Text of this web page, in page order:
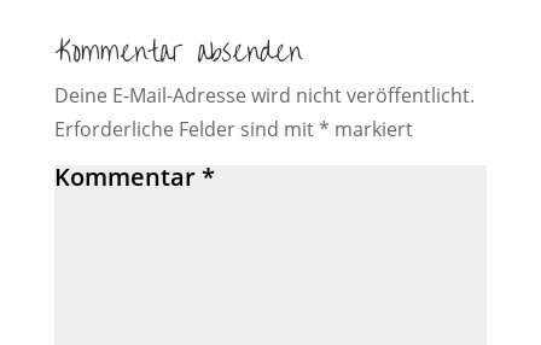
Kommentar absenden
Deine E-Mail-Adresse wird nicht veröffentlicht.
Erforderliche Felder sind mit* markiert